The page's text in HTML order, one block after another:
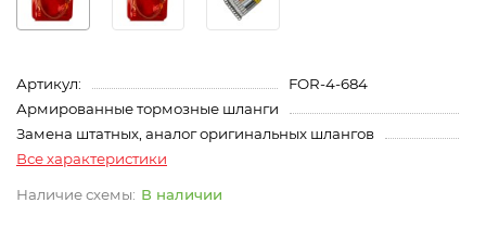
Артикул:
FOR-4-684
Армированные тормозные шланги
Замена штатных, аналог оригинальных шлангов
Все характеристики
В наличии